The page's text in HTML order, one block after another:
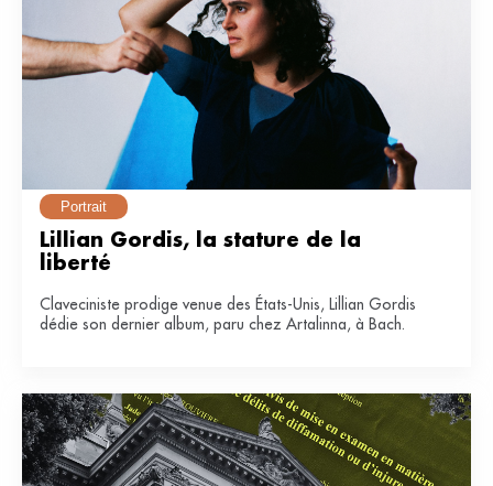
Portrait
Lillian Gordis, la stature de la
liberté
Claveciniste prodige venue des États-Unis, Lillian Gordis
dédie son dernier album, paru chez Artalinna, à Bach.